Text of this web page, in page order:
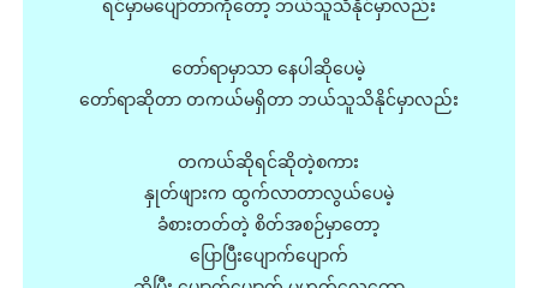
ရင်မှာမပျော်တာကိုတော့ ဘယ်သူသိနိုင်မှာလည်း
တော်ရာမှာသာ နေပါဆိုပေမဲ့
တော်ရာဆိုတာ တကယ်မရှိတာ ဘယ်သူသိနိုင်မှာလည်း
တကယ်ဆိုရင်ဆိုတဲ့စကား
နှုတ်ဖျားက ထွက်လာတာလွယ်ပေမဲ့
ခံစားတတ်တဲ့ စိတ်အစဉ်မှာတော့
ပြောပြီးပျောက်ပျောက်